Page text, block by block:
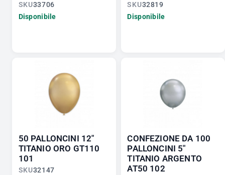
SKU33706
Disponibile
SKU32819
Disponibile
50 PALLONCINI 12"
TITANIO ORO GT110
101
SKU32147
CONFEZIONE DA 100
PALLONCINI 5"
TITANIO ARGENTO
AT50 102